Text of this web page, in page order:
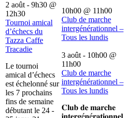
2 août - 9h30 @
12h30
Tournoi amical
d’échecs du
Tazza Caffe
Tracadie
Le tournoi
amical d’échecs
est échelonné sur
les 7 prochains
fins de semaine
débutant le 24 -
10h00 @ 11h00
Club de marche
intergénérationnel –
Tous les lundis
3 août - 10h00 @
11h00
Club de marche
intergénérationnel –
Tous les lundis
𝐂𝐥𝐮𝐛 𝐝𝐞 𝐦𝐚𝐫𝐜𝐡𝐞